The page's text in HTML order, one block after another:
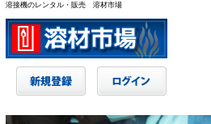
溶接機のレンタル・販売 溶材市場